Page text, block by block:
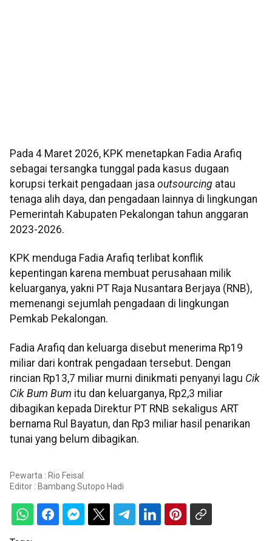
Pada 4 Maret 2026, KPK menetapkan Fadia Arafiq
sebagai tersangka tunggal pada kasus dugaan
korupsi terkait pengadaan jasa outsourcing atau
tenaga alih daya, dan pengadaan lainnya di lingkungan
Pemerintah Kabupaten Pekalongan tahun anggaran
2023-2026.
KPK menduga Fadia Arafiq terlibat konflik
kepentingan karena membuat perusahaan milik
keluarganya, yakni PT Raja Nusantara Berjaya (RNB),
memenangi sejumlah pengadaan di lingkungan
Pemkab Pekalongan.
Fadia Arafiq dan keluarga disebut menerima Rp19
miliar dari kontrak pengadaan tersebut. Dengan
rincian Rp13,7 miliar murni dinikmati penyanyi lagu Cik
Cik Bum Bum itu dan keluarganya, Rp2,3 miliar
dibagikan kepada Direktur PT RNB sekaligus ART
bernama Rul Bayatun, dan Rp3 miliar hasil penarikan
tunai yang belum dibagikan.
Pewarta : Rio Feisal
Editor : Bambang Sutopo Hadi